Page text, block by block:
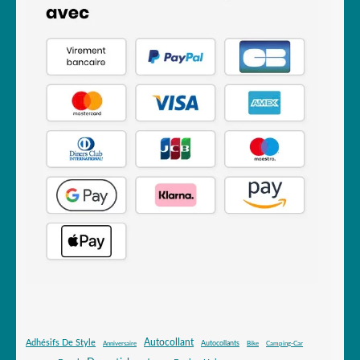
Adhésifs De Style Anniversaire Autocollant Autocollants Bike Camping-Car